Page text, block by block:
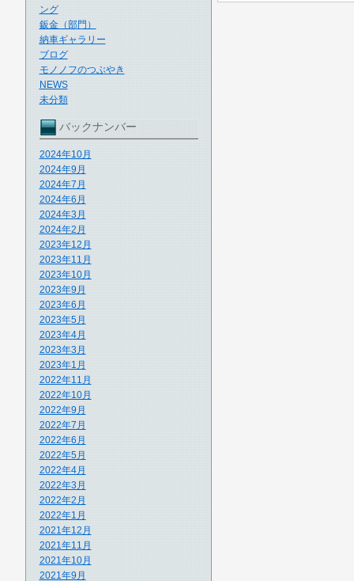
ング
鈑金（部門）
納車ギャラリー
ブログ
モノノフのつぶやき
NEWS
未分類
バックナンバー
2024年10月
2024年9月
2024年7月
2024年6月
2024年3月
2024年2月
2023年12月
2023年11月
2023年10月
2023年9月
2023年6月
2023年5月
2023年4月
2023年3月
2023年1月
2022年11月
2022年10月
2022年9月
2022年7月
2022年6月
2022年5月
2022年4月
2022年3月
2022年2月
2022年1月
2021年12月
2021年11月
2021年10月
2021年9月